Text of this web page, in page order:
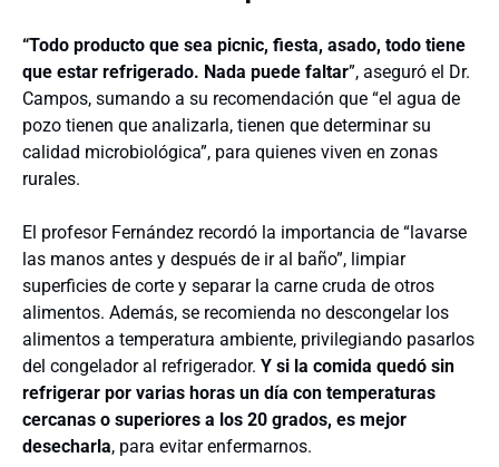
“Todo producto que sea picnic, fiesta, asado, todo tiene
que estar refrigerado. Nada puede faltar”, aseguró el Dr.
Campos, sumando a su recomendación que “el agua de
pozo tienen que analizarla, tienen que determinar su
calidad microbiológica”, para quienes viven en zonas
rurales.
El profesor Fernández recordó la importancia de “lavarse
las manos antes y después de ir al baño”, limpiar
superficies de corte y separar la carne cruda de otros
alimentos. Además, se recomienda no descongelar los
alimentos a temperatura ambiente, privilegiando pasarlos
del congelador al refrigerador. Y si la comida quedó sin
refrigerar por varias horas un día con temperaturas
cercanas o superiores a los 20 grados, es mejor
desecharla, para evitar enfermarnos.